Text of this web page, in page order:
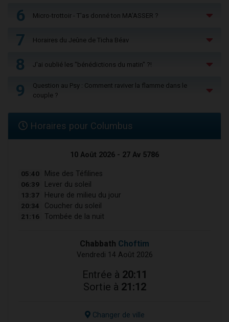
6 Micro-trottoir - T'as donné ton MA’ASSER ?
7 Horaires du Jeûne de Ticha Béav
8 J'ai oublié les "bénédictions du matin" ?!
9
Question au Psy : Comment raviver la flamme dans le
couple ?
Horaires pour Columbus
10 Août 2026 - 27 Av 5786
05:40 Mise des Téfilines
06:39 Lever du soleil
13:37 Heure de milieu du jour
20:34 Coucher du soleil
21:16 Tombée de la nuit
Chabbath Choftim
Vendredi 14 Août 2026
Entrée à 20:11
Sortie à 21:12
Changer de ville